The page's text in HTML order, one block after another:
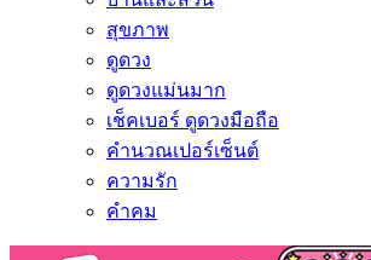
สุขภาพ
ดูดวง
ดูดวงแม่นมาก
เช็คเบอร์ ดูดวงมือถือ
คำนวณเปอร์เซ็นต์
ความรัก
คำคม